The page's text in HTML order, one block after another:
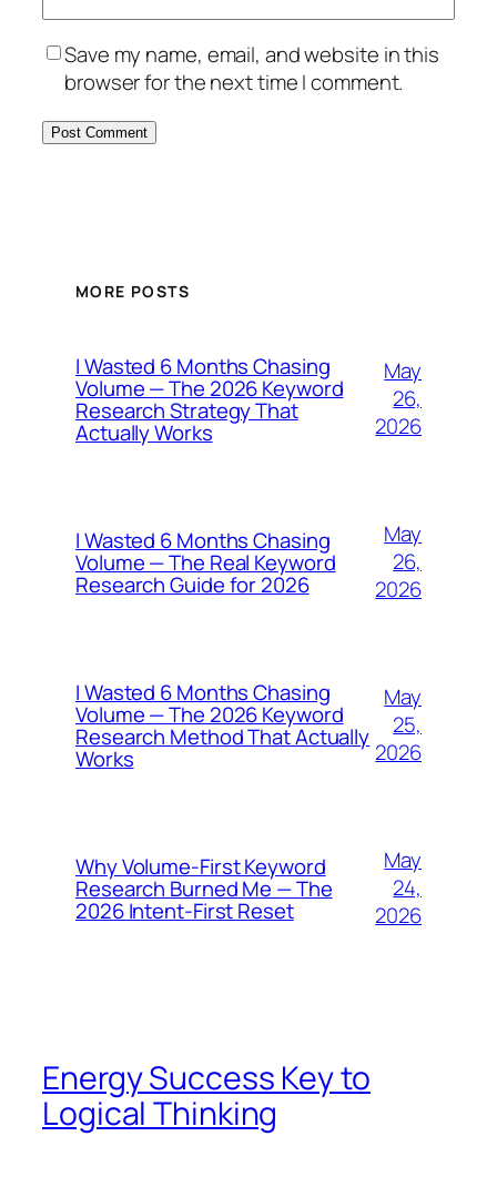
Save my name, email, and website in this
browser for the next time I comment.
MORE POSTS
I Wasted 6 Months Chasing
Volume — The 2026 Keyword
Research Strategy That
Actually Works
May
26,
2026
I Wasted 6 Months Chasing
Volume — The Real Keyword
Research Guide for 2026
May
26,
2026
I Wasted 6 Months Chasing
Volume — The 2026 Keyword
Research Method That Actually
Works
May
25,
2026
Why Volume-First Keyword
Research Burned Me — The
2026 Intent-First Reset
May
24,
2026
Energy Success Key to
Logical Thinking